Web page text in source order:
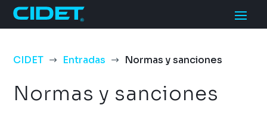
CIDET $ Entradas $ Normas y sanciones
Normas y sanciones